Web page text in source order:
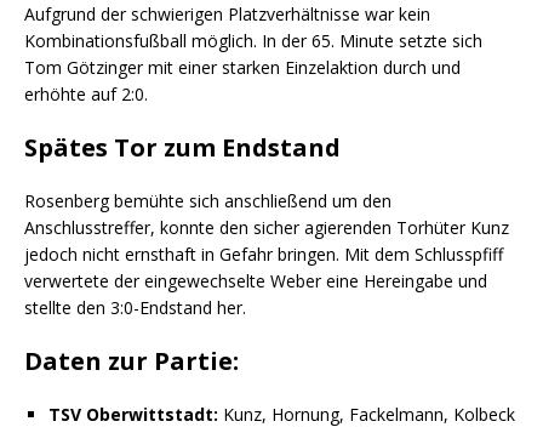
Aufgrund der schwierigen Platzverhältnisse war kein
Kombinationsfußball möglich. In der 65. Minute setzte sich
Tom Götzinger mit einer starken Einzelaktion durch und
erhöhte auf 2:0.
Spätes Tor zum Endstand
Rosenberg bemühte sich anschließend um den
Anschlusstreffer, konnte den sicher agierenden Torhüter Kunz
jedoch nicht ernsthaft in Gefahr bringen. Mit dem Schlusspfiff
verwertete der eingewechselte Weber eine Hereingabe und
stellte den 3:0-Endstand her.
Daten zur Partie:
TSV Oberwittstadt: Kunz, Hornung, Fackelmann, Kolbeck